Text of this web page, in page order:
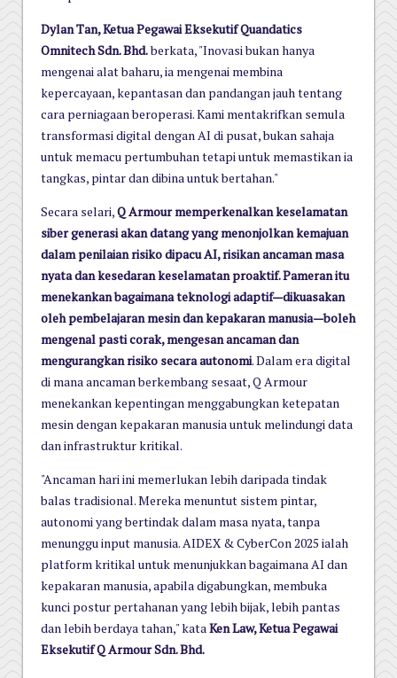
Dylan Tan, Ketua Pegawai Eksekutif Quandatics
Omnitech Sdn. Bhd.berkata, "Inovasi bukan hanya
mengenai alat baharu, ia mengenai membina
kepercayaan, kepantasan dan pandangan jauh tentang
cara perniagaan beroperasi. Kami mentakrifkan semula
transformasi digital dengan AI di pusat, bukan sahaja
untuk memacu pertumbuhan tetapi untuk memastikan ia
tangkas, pintar dan dibina untuk bertahan."
Secara selari,Q Armour memperkenalkan keselamatan
siber generasi akan datang yang menonjolkan kemajuan
dalam penilaian risiko dipacu AI, risikan ancaman masa
nyata dan kesedaran keselamatan proaktif. Pameran itu
menekankan bagaimana teknologi adaptif—dikuasakan
oleh pembelajaran mesin dan kepakaran manusia—boleh
mengenal pasti corak, mengesan ancaman dan
mengurangkan risiko secara autonomi. Dalam era digital
di mana ancaman berkembang sesaat, Q Armour
menekankan kepentingan menggabungkan ketepatan
mesin dengan kepakaran manusia untuk melindungi data
dan infrastruktur kritikal.
"Ancaman hari ini memerlukan lebih daripada tindak
balas tradisional. Mereka menuntut sistem pintar,
autonomi yang bertindak dalam masa nyata, tanpa
menunggu input manusia. AIDEX & CyberCon 2025 ialah
platform kritikal untuk menunjukkan bagaimana AI dan
kepakaran manusia, apabila digabungkan, membuka
kunci postur pertahanan yang lebih bijak, lebih pantas
dan lebih berdaya tahan," kataKen Law, Ketua Pegawai
Eksekutif Q Armour Sdn. Bhd.